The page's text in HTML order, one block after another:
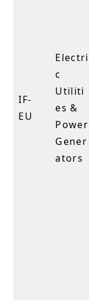
IF-
EU
Electri
c
Utiliti
es &
Power
Gener
ators